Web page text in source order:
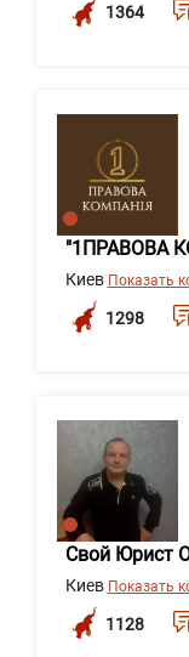
1364
"1ПРАВОВА
Киев Показать
1298
Свой Юрист
Киев Показать
1128